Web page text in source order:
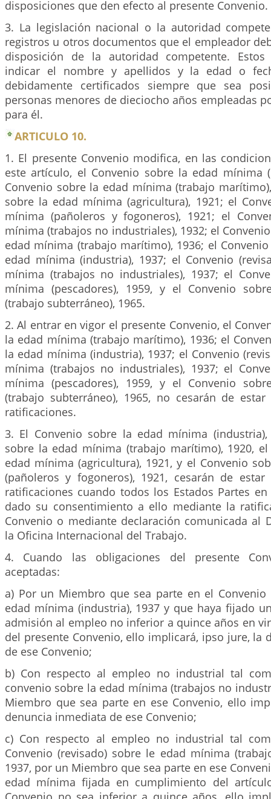
disposiciones que den efecto al presente Convenio.
3. La legislación nacional o la autoridad
registros u otros documentos que el empleador
disposición de la autoridad competente. Estos
indicar el nombre y apellidos y la edad o
debidamente certificados siempre que sea
personas menores de dieciocho años empleadas
para él.
ARTICULO 10.
1. El presente Convenio modifica, en las
este artículo, el Convenio sobre la edad mínima
Convenio sobre la edad mínima (trabajo
sobre la edad mínima (agricultura), 1921; el
mínima (pañoleros y fogoneros), 1921; el
mínima (trabajos no industriales), 1932; el
edad mínima (trabajo marítimo), 1936; el
edad mínima (industria), 1937; el Convenio
mínima (trabajos no industriales), 1937; el
mínima (pescadores), 1959, y el Convenio
(trabajo subterráneo), 1965.
2. Al entrar en vigor el presente Convenio, el
la edad mínima (trabajo marítimo), 1936; el
la edad mínima (industria), 1937; el Convenio
mínima (trabajos no industriales), 1937; el
mínima (pescadores), 1959, y el Convenio
(trabajo subterráneo), 1965, no cesarán de
ratificaciones.
3. El Convenio sobre la edad mínima (industria),
sobre la edad mínima (trabajo marítimo), 1920,
edad mínima (agricultura), 1921, y el Convenio
(pañoleros y fogoneros), 1921, cesarán de
ratificaciones cuando todos los Estados Partes
dado su consentimiento a ello mediante la
Convenio o mediante declaración comunicada al
la Oficina Internacional del Trabajo.
4. Cuando las obligaciones del presente
aceptadas:
a) Por un Miembro que sea parte en el Convenio
edad mínima (industria), 1937 y que haya fijado
admisión al empleo no inferior a quince años en
del presente Convenio, ello implicará, ipso jure, la
de ese Convenio;
b) Con respecto al empleo no industrial tal
convenio sobre la edad mínima (trabajos no
Miembro que sea parte en ese Convenio, ello
denuncia inmediata de ese Convenio;
c) Con respecto al empleo no industrial tal
Convenio (revisado) sobre le edad mínima
1937, por un Miembro que sea parte en ese
edad mínima fijada en cumplimiento del